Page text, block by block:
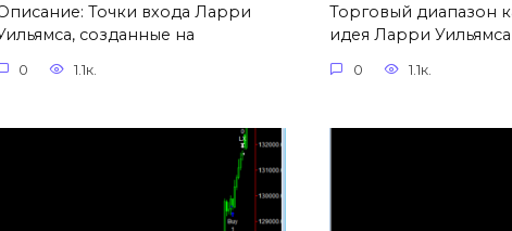
Точки входа Ларри
созданные на
0 1.1к.
Торговый диапазон
идея Ларри
0 1.1к.